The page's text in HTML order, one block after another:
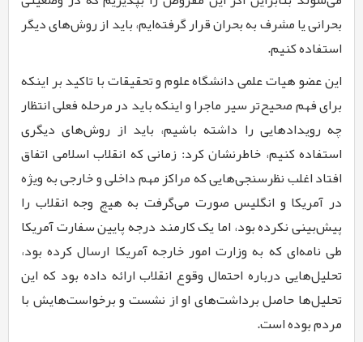
بحرانی یا مشرف به بحران قرار گرفته‌ایم، باید از روش‌های دیگر
استفاده کنیم.
این عضو هیات علمی دانشگاه علوم و تحقیقاتبا تاکید بر اینکه
برای فهم صحیح‌تر سیر ماجرا و اینکه باید در مرحله فعلی انتظار
چه رویدادهایی را داشته باشیم، باید از روش‌های دیگری
استفاده کنیم، خاطرنشان کرد: زمانی که انقلاب اسلامی اتفاق
افتاد اغلب نظرسنجی‌هایی که مراکز مهم داخلی و خارجی به ویژه
در آمریکا و انگلیس صورت می‌گرفت به هیچ وجه انقلاب را
پیش‌بینی نکرده بود، اما یک کارمند درجه پایین سفارت آمریکا
طی نامه‌ای که به وزارت امور خارجه آمریکا ارسال کرده بود،
تحلیل‌هایی درباره احتمال وقوع انقلاب ارائه داده بود که این
تحلیل‌ها حاصل برداشت‌های او از نشست و برخواست‌هایش با
مردم بوده است.